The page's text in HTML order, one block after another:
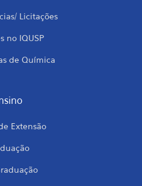
Licitações
no IQUSP
de Química
Extensão